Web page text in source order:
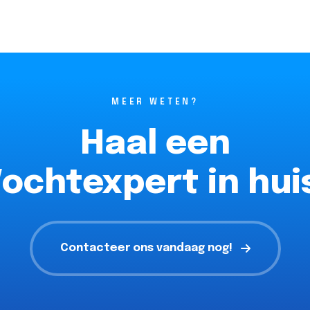
MEER WETEN?
Haal een
in
Contacteer ons vandaag nog!